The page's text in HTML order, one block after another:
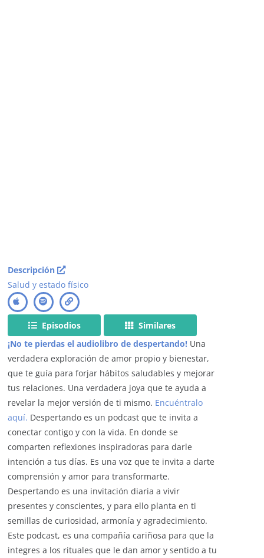
Descripción
Salud y estado físico
Episodios
Similares
¡No te pierdas el audiolibro de despertando! Una
verdadera exploración de amor propio y bienestar,
que te guía para forjar hábitos saludables y mejorar
tus relaciones. Una verdadera joya que te ayuda a
revelar la mejor versión de ti mismo. Encuéntralo
aquí. Despertando es un podcast que te invita a
conectar contigo y con la vida. En donde se
comparten reflexiones inspiradoras para darle
intención a tus días. Es una voz que te invita a darte
comprensión y amor para transformarte.
Despertando es una invitación diaria a vivir
presentes y conscientes, y para ello planta en ti
semillas de curiosidad, armonía y agradecimiento.
Este podcast, es una compañía cariñosa para que la
integres a los rituales que le dan amor y sentido a tu